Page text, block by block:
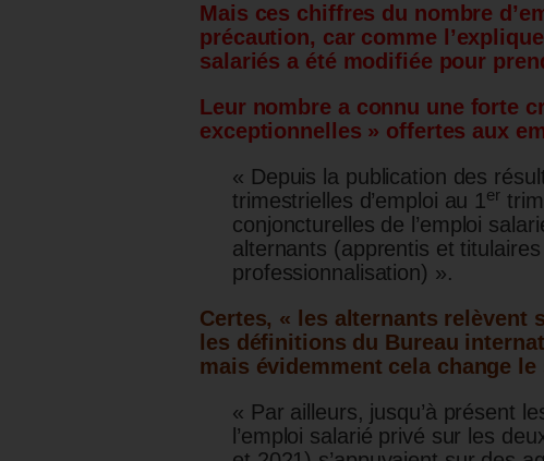
Mais ces chiffres du nombre
précaution, car comme
salariés a été modifiée pour
Leur nombre a connu une forte
exceptionnelles » offertes aux
« Depuis la publication des
trimestrielles d’emploi au 1 er
conjoncturelles de l’emploi
alternants (apprentis et
professionnalisation) ».
Certes, « les alternants relèvent
les définitions du Bureau
mais évidemment cela change
« Par ailleurs, jusqu’à présent
l’emploi salarié privé sur les